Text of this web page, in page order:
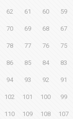
59
60
61
62
67
68
69
70
75
76
77
78
83
84
85
86
91
92
93
94
99
100
101
102
107
108
109
110